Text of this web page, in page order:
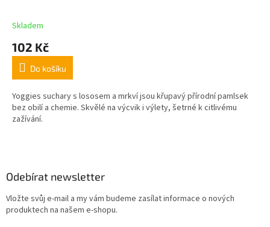
Skladem
102 Kč
Do košíku
Yoggies suchary s lososem a mrkví jsou křupavý přírodní pamlsek
bez obilí a chemie. Skvělé na výcvik i výlety, šetrné k citlivému
zažívání.
Odebírat newsletter
Vložte svůj e-mail a my vám budeme zasílat informace o nových
produktech na našem e-shopu.